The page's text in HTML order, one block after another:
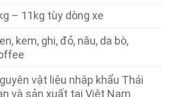
– 11kg tùy dòng xe
kem, ghi, đỏ, nâu, da bò,
vật liệu nhập khẩu Thái
và sản xuất tại Việt Nam